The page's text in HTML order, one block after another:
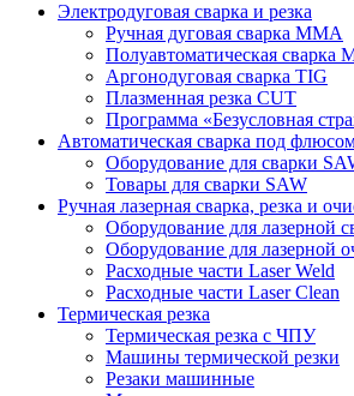
Электродуговая сварка и резка
Ручная дуговая сварка MMA
Полуавтоматическая сварка
Аргонодуговая сварка TIG
Плазменная резка CUT
Программа «Безусловная
Автоматическая сварка под
Оборудование для сварки
Товары для сварки SAW
Ручная лазерная сварка, резка и
Оборудование для лазерной
Оборудование для лазерной
Расходные части Laser Weld
Расходные части Laser Clean
Термическая резка
Термическая резка с ЧПУ
Машины термической резки
Резаки машинные